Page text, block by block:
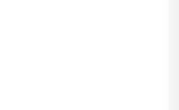
inadeguati quando esposti a